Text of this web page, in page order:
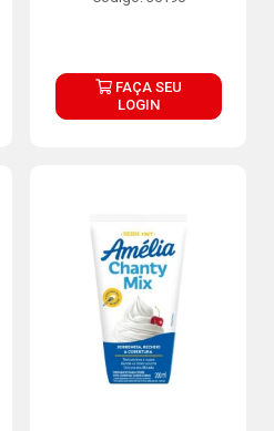
FAÇA SEU
LOGIN